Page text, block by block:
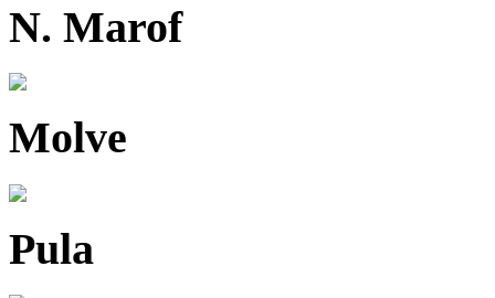
N. Marof
Molve
Pula